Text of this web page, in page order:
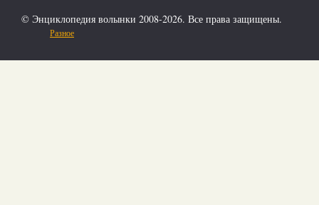
© Энциклопедия волынки 2008-2026. Все права защищены.
Разное